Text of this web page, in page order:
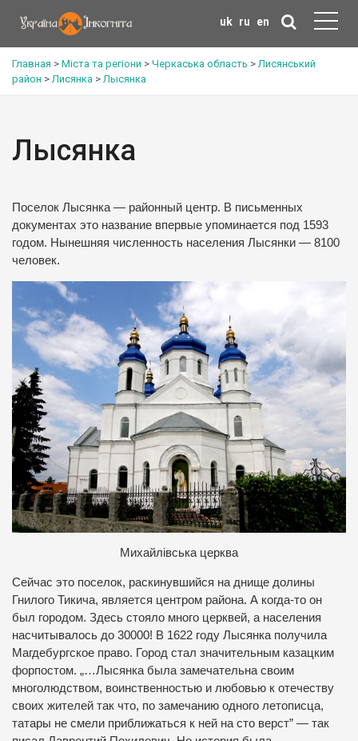
uk ru en
Главная > Міста та регіони > Черкаська область >Лисянський
район >Лисянка >Лысянка
Лысянка
Поселок Лысянка — районный центр. В письменных
документах это название впервые упоминается под 1593
годом. Нынешняя численность населения Лысянки — 8100
человек.
Михайлівська церква
Сейчас это поселок, раскинувшийся на днище долины
Гнилого Тикича, является центром района. А когда-то он
был городом. Здесь стояло много церквей, а населения
насчитывалось до 30000! В 1622 году Лысянка получила
Магдебургское право. Город стал значительным казацким
форпостом. „…Лысянка была замечательна своим
многолюдством, воинственностью и любовью к отечеству
своих жителей так что, по замечанию одного летописца,
татары не смели приближаться к ней на сто верст” — так